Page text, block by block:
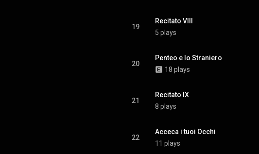
19
Recitato VIII
5 plays
20
Penteo e lo Straniero
18 plays
21
Recitato IX
8 plays
22
Acceca i tuoi Occhi
11 plays